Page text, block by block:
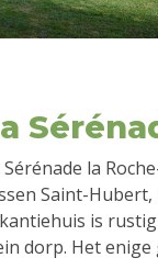
Sérénade la
Saint-
is
dorp. Het enige